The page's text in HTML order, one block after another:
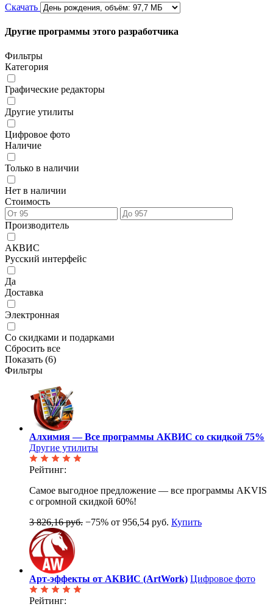
Скачать
Другие программы этого разработчика
Фильтры
Категория
Графические редакторы
Другие утилиты
Цифровое фото
Наличие
Только в наличии
Нет в наличии
Стоимость
Производитель
АКВИС
Русский интерфейс
Да
Доставка
Электронная
Со скидками и подарками
Сбросить все
Показать (6)
Фильтры
Алхимия — Все программы АКВИС со скидкой 75%
Другие утилиты
Рейтинг:
Самое выгодное предложение — все программы AKVIS
с огромной скидкой 60%!
3 826,16 руб. −75% от 956,54 руб. Купить
Арт-эффекты от АКВИС (ArtWork) Цифровое фото
Рейтинг: